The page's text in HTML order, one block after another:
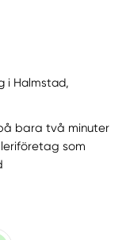
i Halmstad,
bara två minuter
som